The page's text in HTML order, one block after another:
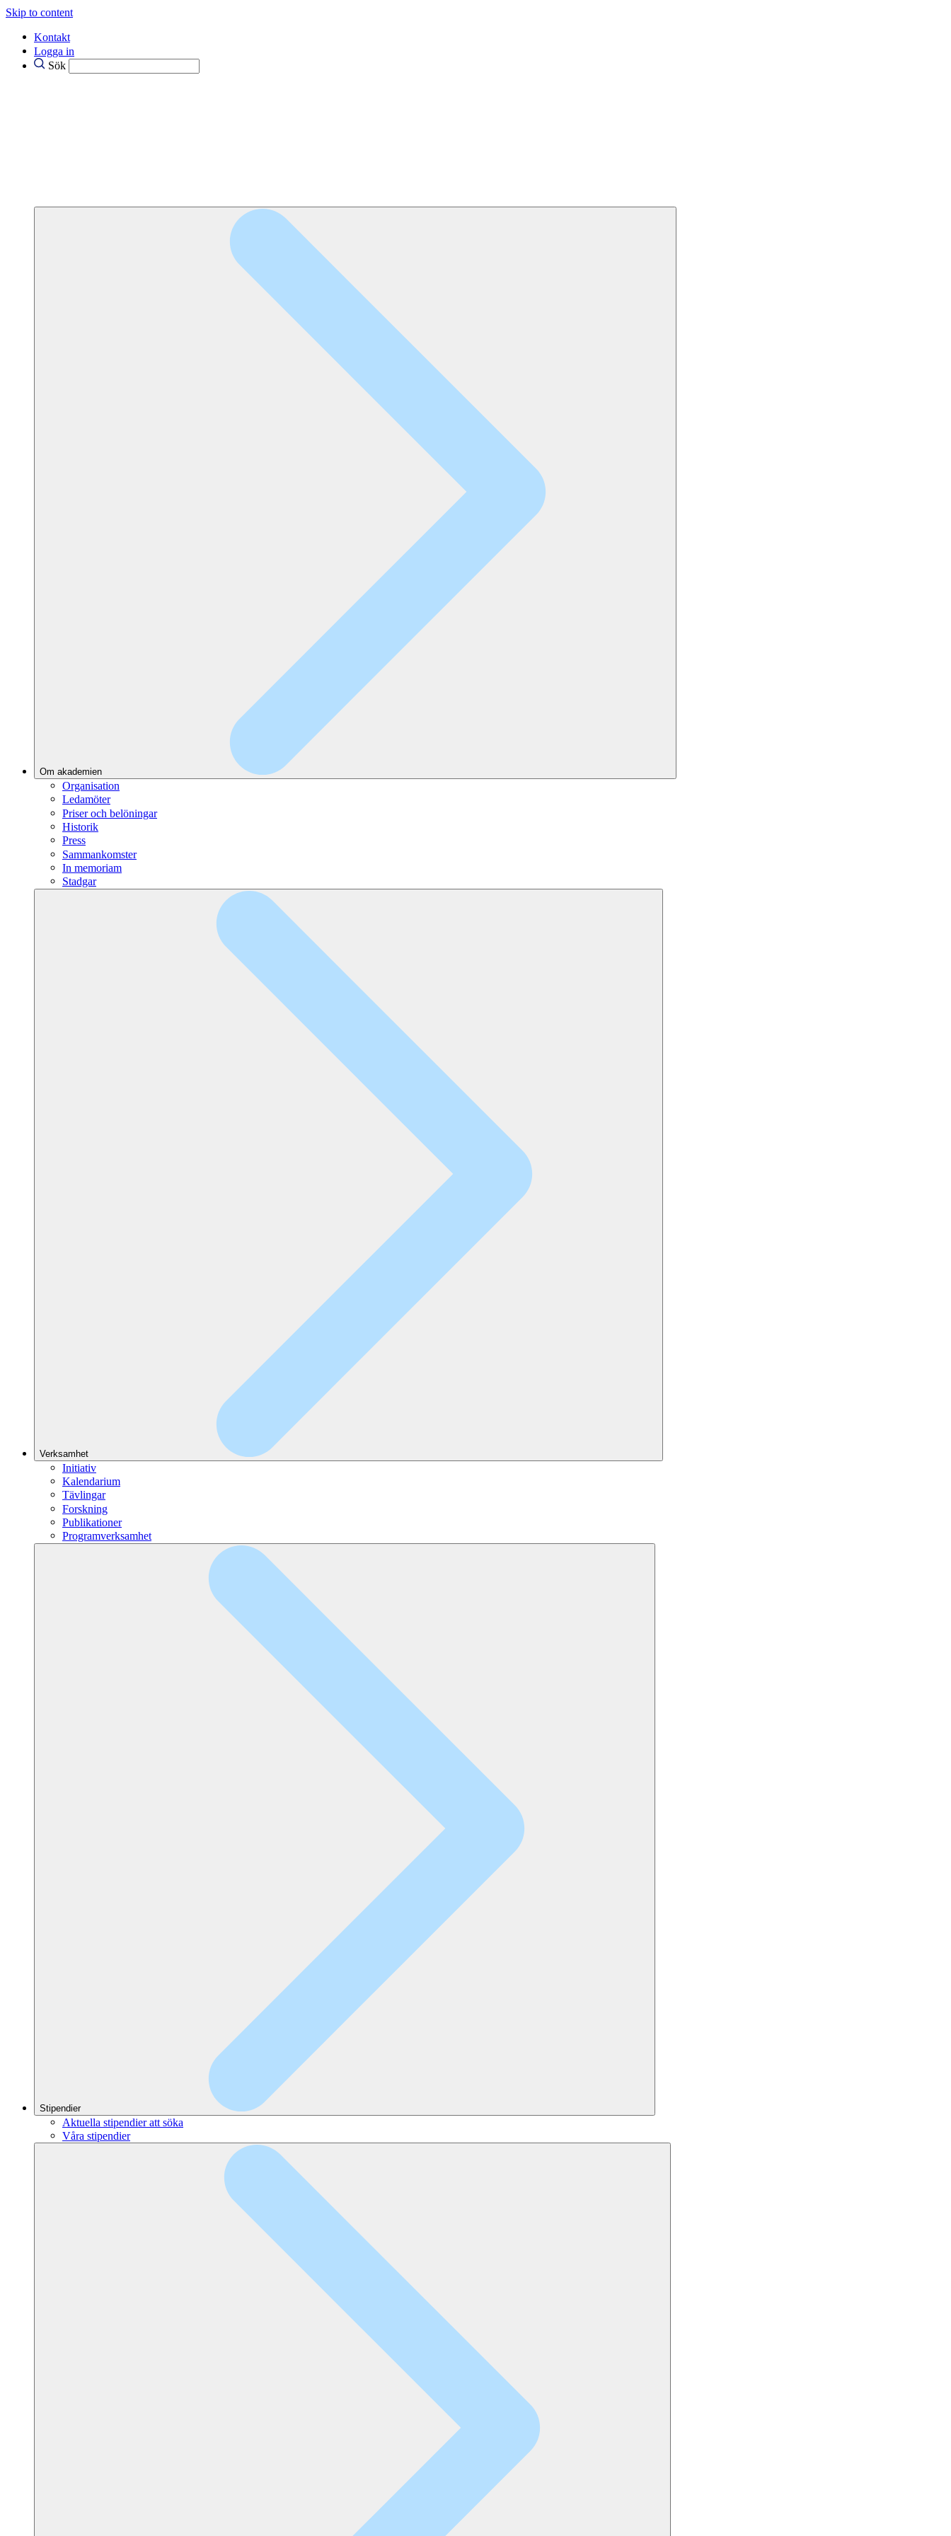
Skip to content
Kontakt
Logga in
Sök
Om akademien
Organisation
Ledamöter
Priser och belöningar
Historik
Press
Sammankomster
In memoriam
Stadgar
Verksamhet
Initiativ
Kalendarium
Tävlingar
Forskning
Publikationer
Programverksamhet
Stipendier
Aktuella stipendier att söka
Våra stipendier